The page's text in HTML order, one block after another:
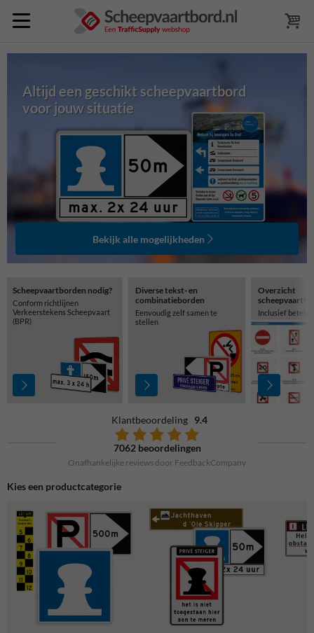
Altijd een geschikt scheepvaartbord
voor jouw situatie
Bekijk alle mogelijkheden
Scheepvaartborden nodig?
Conform richtlijnen
Verkeerstekens Scheepvaart
(BPR)
Diverse tekst- en
combinatieborden
Eenvoudig zelf samen te
stellen
Overzicht
Inclusief
Klantbeoordeling 9.4
7062 beoordelingen
Onafhankelijke reviews door FeedbackCompany
Kies een productcategorie